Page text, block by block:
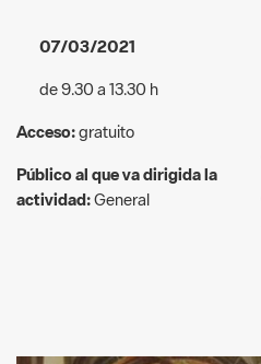
Acceso:gratuito
Público al que va dirigida la
actividad:
General